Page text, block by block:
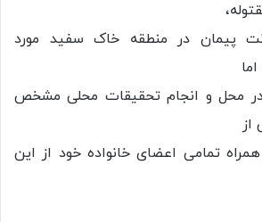
پیمان در منطقه خاک سفید مورد
در محل و انجام تحقیقات محلی مشخص
تمامی اعضای خانواده خود از این